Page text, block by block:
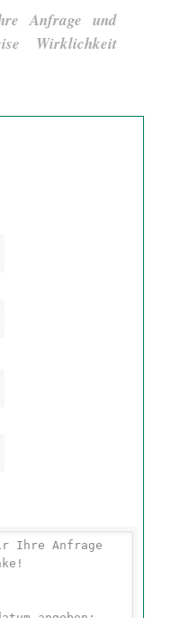
Anfrage und
Wirklichkeit